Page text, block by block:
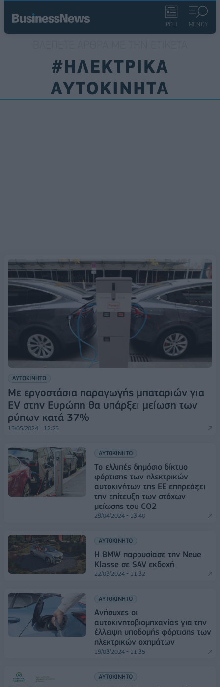
ΡΟΗ ΜΕΝΟΥ
#ΗΛΕΚΤΡΙΚΑ
ΑΥΤΟΚΙΝΗΤΑ
ΑΥΤΟΚΙΝΗΤΟ
Με εργοστάσια παραγωγής μπαταριών για
EV στην Ευρώπη θα υπάρξει μείωση των
ρύπων κατά 37%
15/05/2024 - 12:25
ΑΥΤΟΚΙΝΗΤΟ
Το ελλιπές δημόσιο δίκτυο
φόρτισης των ηλεκτρικών
αυτοκινήτων της ΕΕ επηρεάζει
την επίτευξη των στόχων
μείωσης του CO2
29/04/2024 - 13:40
ΑΥΤΟΚΙΝΗΤΟ
Η BMW παρουσίασε την Neue
Klasse σε SAV εκδοχή
22/03/2024 - 11:32
ΑΥΤΟΚΙΝΗΤΟ
Ανήσυχες οι
αυτοκινητοβιομηχανίας για την
έλλειψη υποδομής φόρτισης των
ηλεκτρικών οχημάτων
19/03/2024 - 11:35
ΑΥΤΟΚΙΝΗΤΟ